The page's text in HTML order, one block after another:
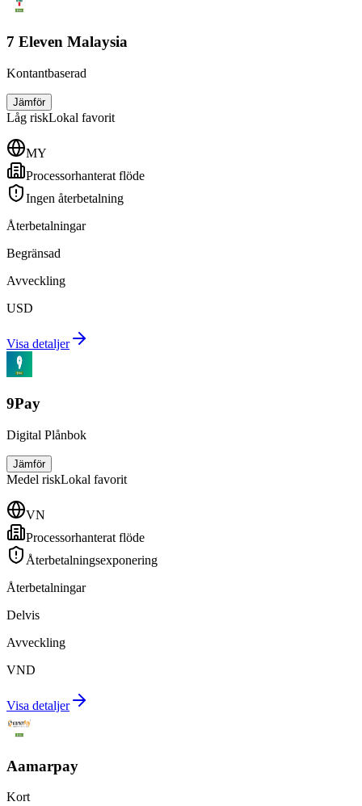
7 Eleven Malaysia
Kontantbaserad
Jämför
Låg riskLokal favorit
MY
Processorhanterat flöde
Ingen återbetalning
Återbetalningar
Begränsad
Avveckling
USD
Visa detaljer
9Pay
Digital Plånbok
Jämför
Medel riskLokal favorit
VN
Processorhanterat flöde
Återbetalningsexponering
Återbetalningar
Delvis
Avveckling
VND
Visa detaljer
Aamarpay
Kort